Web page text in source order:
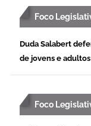
Foco
Duda Salabert
de jovens e adultos
Foco